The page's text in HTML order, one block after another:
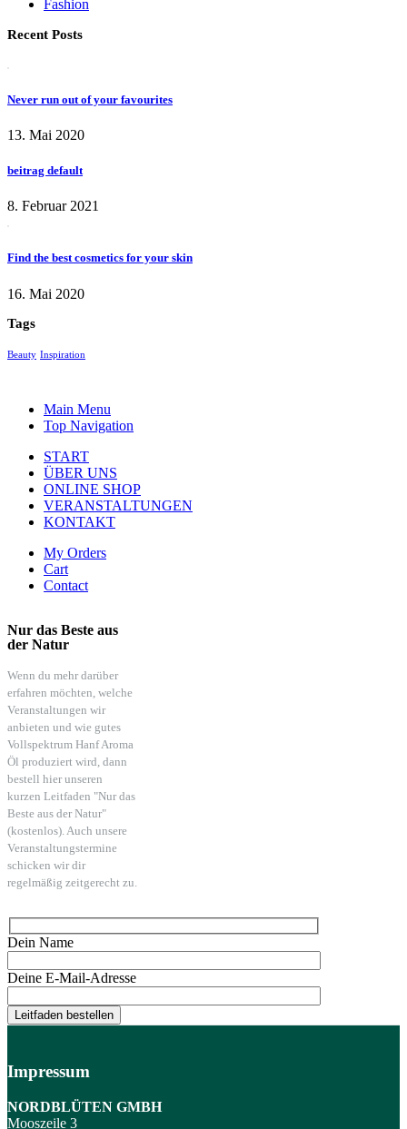
Fashion
Recent Posts
Never run out of your favourites
13. Mai 2020
beitrag default
8. Februar 2021
Find the best cosmetics for your skin
16. Mai 2020
Tags
Beauty Inspiration
Main Menu
Top Navigation
START
ÜBER UNS
ONLINE SHOP
VERANSTALTUNGEN
KONTAKT
My Orders
Cart
Contact
Nur das Beste aus
der Natur
Wenn du mehr darüber
erfahren möchten, welche
Veranstaltungen wir
anbieten und wie gutes
Vollspektrum Hanf Aroma
Öl produziert wird, dann
bestell hier unseren
kurzen Leitfaden "Nur das
Beste aus der Natur"
(kostenlos). Auch unsere
Veranstaltungstermine
schicken wir dir
regelmäßig zeitgerecht zu.
Dein Name
Deine E-Mail-Adresse
Impressum
NORDBLÜTEN GMBH
Mooszeile 3